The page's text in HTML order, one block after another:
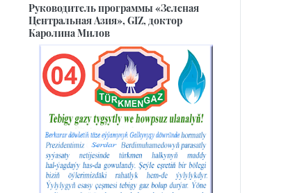
Руководитель программы «Зеленая
Центральная Азия», GIZ, доктор
Каролина Милов